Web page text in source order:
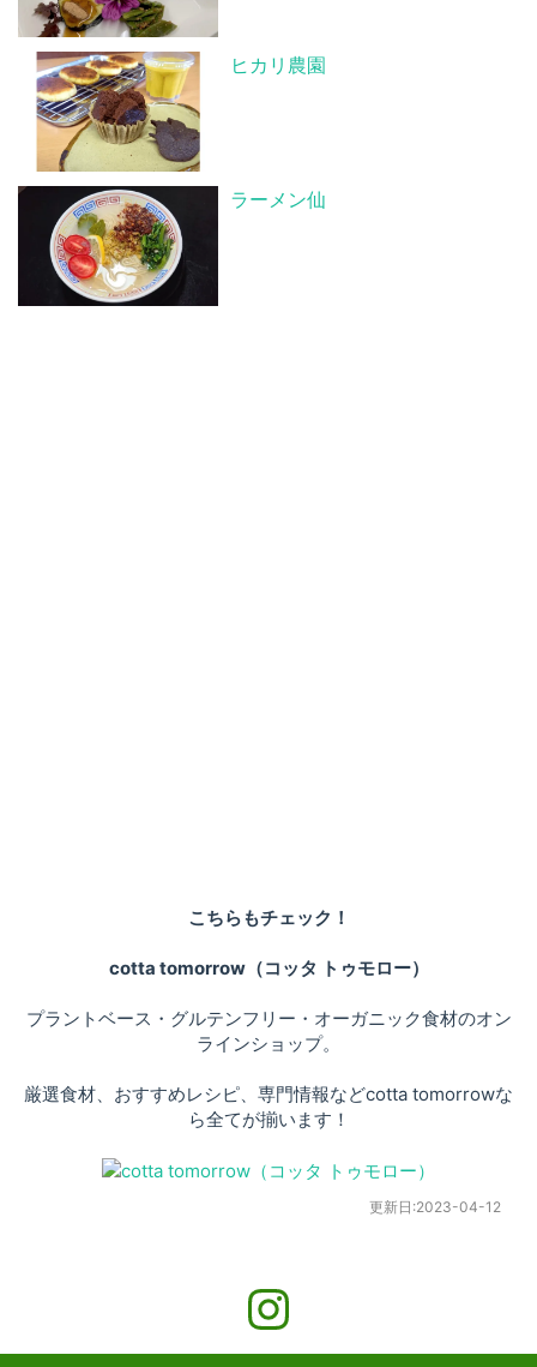
ヒカリ農園
ラーメン仙
こちらもチェック！
cotta tomorrow（コッタ トゥモロー）
プラントベース・グルテンフリー・オーガニック食材のオン
ラインショップ。
厳選食材、おすすめレシピ、専門情報などcotta tomorrowな
ら全てが揃います！
更新日:2023-04-12